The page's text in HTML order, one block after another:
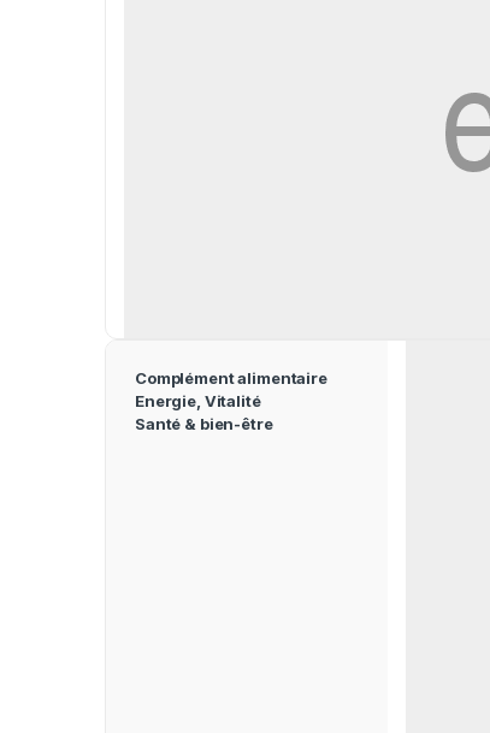
Complément alimentaire
Energie, Vitalité
Santé & bien-être